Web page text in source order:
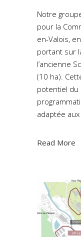
Notre
pour la
en-Valois,
portant sur
l’ancienne
(10 ha).
potentiel du
adaptée
Read More